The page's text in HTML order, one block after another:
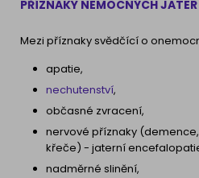
PŘÍZNAKY NEMOCNÝCH JATER
Mezi příznaky svědčící o
apatie,
nechutenství,
občasné zvracení,
nervové příznaky
křeče) - jaterní
nadměrné slinění,